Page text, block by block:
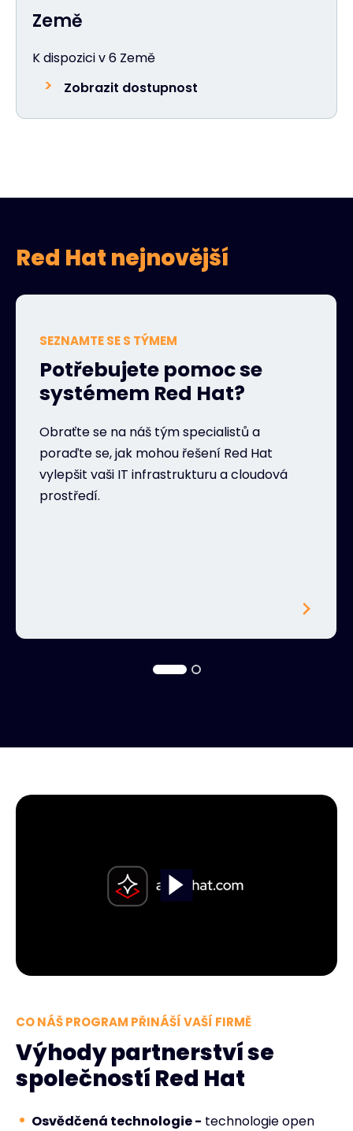
Země
K dispozici v 6 Země
Zobrazit dostupnost
Red Hat nejnovější
SEZNAMTE SE S TÝMEM
Potřebujete pomoc se
systémem Red Hat?
Obraťte se na náš tým specialistů a
poraďte se, jak mohou řešení Red Hat
vylepšit vaši IT infrastrukturu a cloudová
prostředí.
CO NÁŠ PROGRAM PŘINÁŠÍ VAŠÍ FIRMĚ
Výhody partnerství se
společností Red Hat
Osvědčená technologie - technologie open